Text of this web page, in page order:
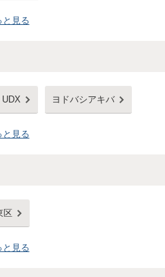
と見る
ヨドバシアキバ
と見る
区
と見る